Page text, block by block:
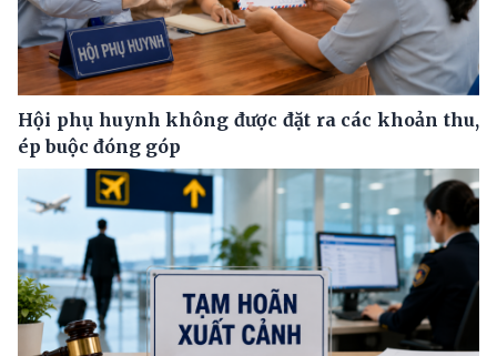
Hội phụ huynh không được đặt ra các khoản thu,
ép buộc đóng góp